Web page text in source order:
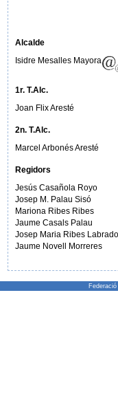
Alcalde
Isidre Mesalles Mayora
1r. T.Alc.
Joan Flix Aresté
2n. T.Alc.
Marcel Arbonés Aresté
Regidors
Jesús Casañola Royo
Josep M. Palau Sisó
Mariona Ribes Ribes
Jaume Casals Palau
Josep Maria Ribes
Jaume Novell Morreres